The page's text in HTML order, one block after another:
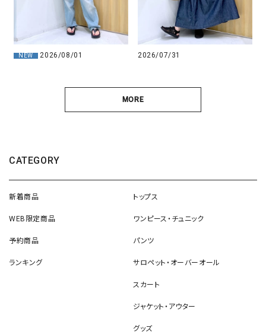
NEW 2026/08/01 2026/07/31
MORE
CATEGORY
新着商品
WEB限定商品
予約商品
ランキング
トップス
ワンピース・チュニック
パンツ
サロペット・オーバーオール
スカート
ジャケット・アウター
グッズ